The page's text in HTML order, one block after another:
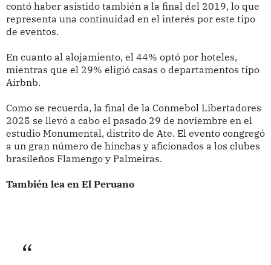
contó haber asistido también a la final del 2019, lo que
representa una continuidad en el interés por este tipo
de eventos.
En cuanto al alojamiento, el 44% optó por hoteles,
mientras que el 29% eligió casas o departamentos tipo
Airbnb.
Como se recuerda, la final de la Conmebol Libertadores
2025 se llevó a cabo el pasado 29 de noviembre en el
estudio Monumental, distrito de Ate. El evento congregó
a un gran número de hinchas y aficionados a los clubes
brasileños Flamengo y Palmeiras.
También lea en El Peruano